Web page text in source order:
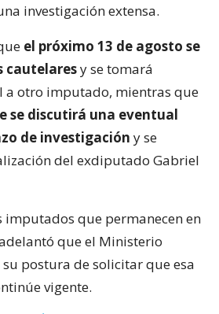
investigación extensa.
el próximo 13 de agosto se
cautelaresy se tomará
a otro imputado, mientras que
se discutirá una eventual
de investigación y se
del exdiputado Gabriel
imputados que permanecen en
que el Ministerio
postura de solicitar que esa
vigente.